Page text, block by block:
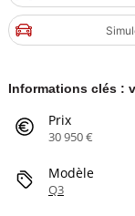
Informations clés :
Prix
30 950 €
Modèle
Q3